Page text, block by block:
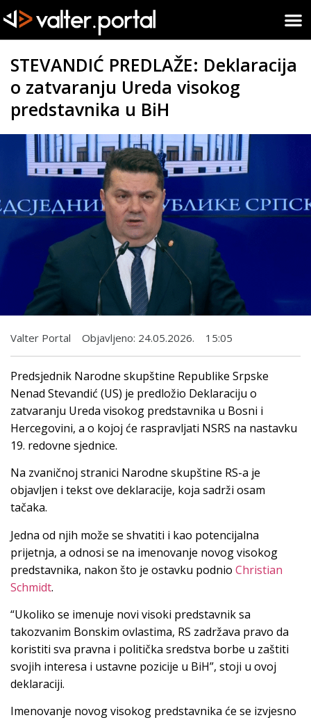
STEVANDIĆ PREDLAŽE: Deklaracija
o zatvaranju Ureda visokog
predstavnika u BiH
Valter Portal Objavljeno: 24.05.2026. 15:05
Predsjednik Narodne skupštine Republike Srpske
Nenad Stevandić (US) je predložio Deklaraciju o
zatvaranju Ureda visokog predstavnika u Bosni i
Hercegovini, a o kojoj će raspravljati NSRS na nastavku
19. redovne sjednice.
Na zvaničnoj stranici Narodne skupštine RS-a je
objavljen i tekst ove deklaracije, koja sadrži osam
tačaka.
Jedna od njih može se shvatiti i kao potencijalna
prijetnja, a odnosi se na imenovanje novog visokog
predstavnika, nakon što je ostavku podnio Christian
Schmidt.
“Ukoliko se imenuje novi visoki predstavnik sa
takozvanim Bonskim ovlastima, RS zadržava pravo da
koristiti sva pravna i politička sredstva borbe u zaštiti
svojih interesa i ustavne pozicije u BiH”, stoji u ovoj
deklaraciji.
Imenovanje novog visokog predstavnika će se izvjesno